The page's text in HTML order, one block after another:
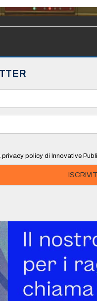
policy di Innovative